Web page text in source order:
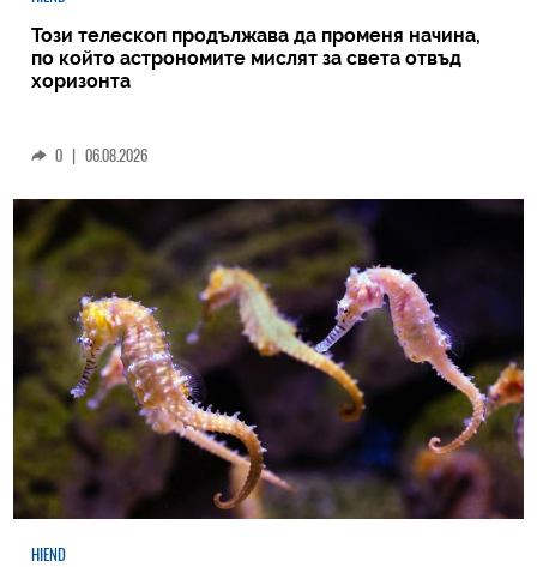
Този телескоп продължава да променя начина,
по който астрономите мислят за света отвъд
хоризонта
0 | 06.08.2026
HIEND